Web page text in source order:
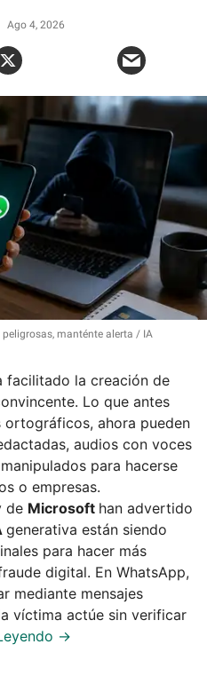
Ago 4, 2026
manténte alerta IA
facilitado la creación de
Lo que antes
ortográficos, ahora pueden
audios con voces
para hacerse
o empresas.
de Microsoft han advertido
generativa están siendo
para hacer más
digital. En WhatsApp,
mediante mensajes
víctima actúe sin verificar